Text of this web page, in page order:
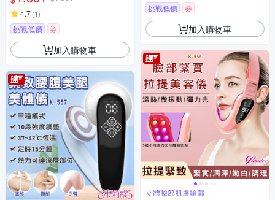
4.7(1)
挑戰低價 券
加入購物車
挑戰低價 券
加入購物車
立體臉部肌膚輪廓